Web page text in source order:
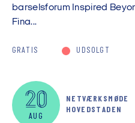
barselsforum Inspired
Fina...
GRATIS UDSOLGT
20
AUG
NETVÆRKSMØDE
HOVEDSTADEN